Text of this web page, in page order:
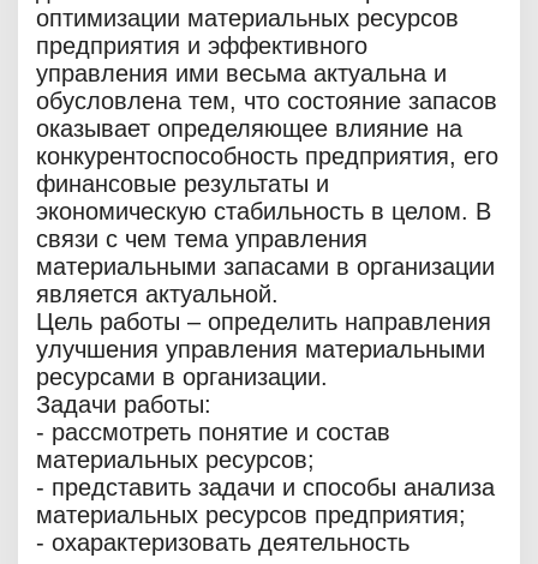
оптимизации материальных ресурсов
предприятия и эффективного
управления ими весьма актуальна и
обусловлена тем, что состояние запасов
оказывает определяющее влияние на
конкурентоспособность предприятия, его
финансовые результаты и
экономическую стабильность в целом. В
связи с чем тема управления
материальными запасами в организации
является актуальной.
Цель работы – определить направления
улучшения управления материальными
ресурсами в организации.
Задачи работы:
- рассмотреть понятие и состав
материальных ресурсов;
- представить задачи и способы анализа
материальных ресурсов предприятия;
- охарактеризовать деятельность